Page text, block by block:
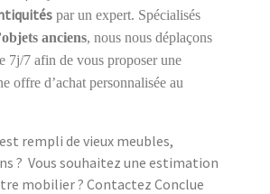
par un expert. Spécialisés
anciens, nous nous déplaçons
7j/7 afin de vous proposer une
offre d’achat personnalisée au
rempli de vieux meubles,
? Vous souhaitez une estimation
mobilier ? Contactez Conclue